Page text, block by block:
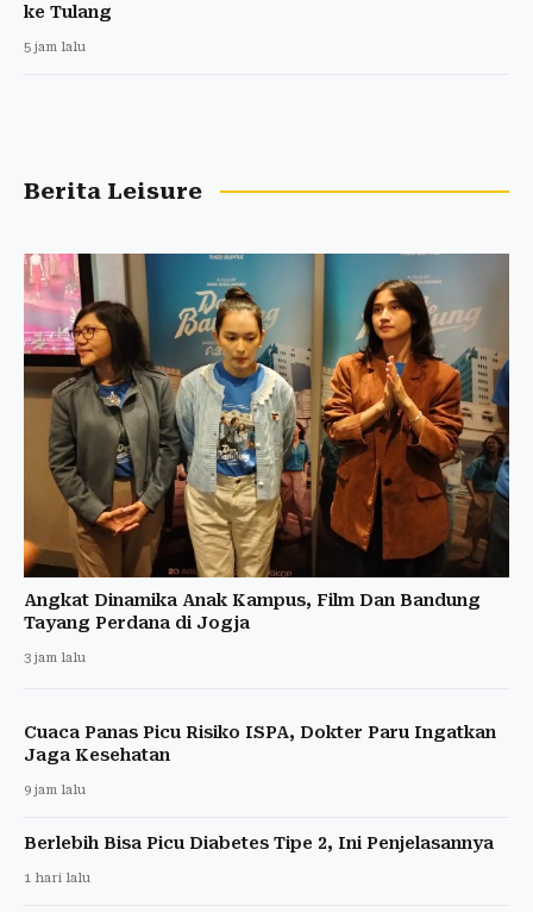
ke Tulang
5 jam lalu
Berita Leisure
Angkat Dinamika Anak Kampus, Film Dan Bandung
Tayang Perdana di Jogja
3 jam lalu
Cuaca Panas Picu Risiko ISPA, Dokter Paru Ingatkan
Jaga Kesehatan
9 jam lalu
Berlebih Bisa Picu Diabetes Tipe 2, Ini Penjelasannya
1 hari lalu